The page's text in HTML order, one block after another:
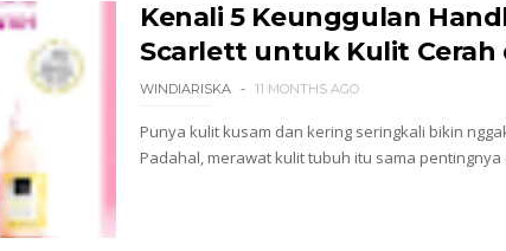
Kenali 5 Keunggulan
Scarlett untuk Kulit Cerah
WINDIARISKA 11 MONTHS AGO
Punya kulit kusam dan kering seringkali bikin
Padahal, merawat kulit tubuh itu sama